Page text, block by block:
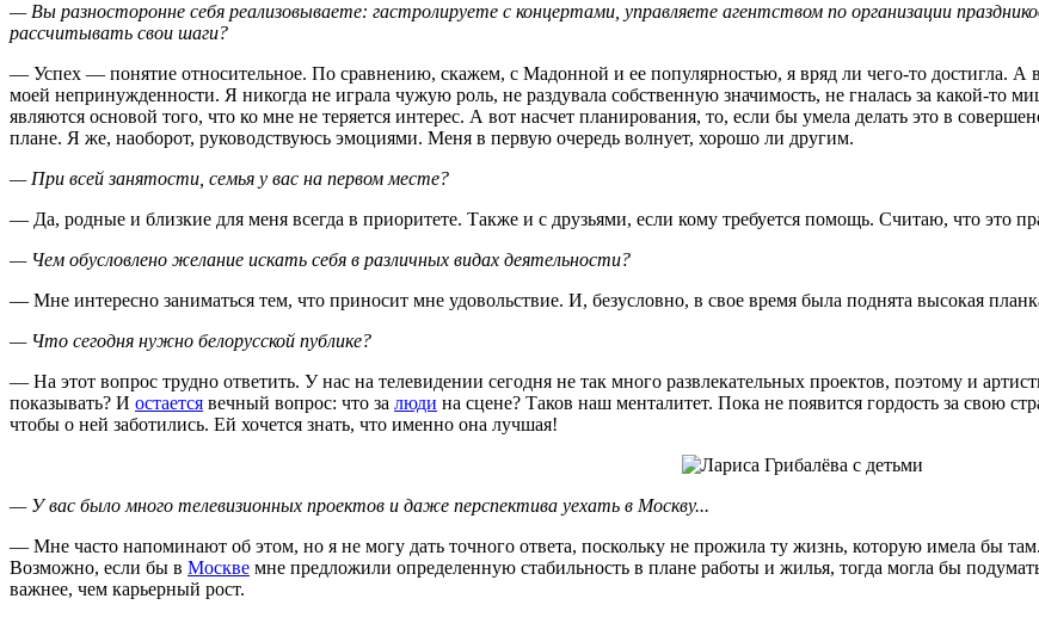
— Вы разносторонне себя реализовываете: гастролируете с концертами, управляете агентством по организации
рассчитывать свои шаги?
— Успех — понятие относительное. По сравнению, скажем, с Мадонной и ее популярностью, я вряд ли чего-то достигла. А
моей непринужденности. Я никогда не играла чужую роль, не раздувала собственную значимость, не гналась за какой-то
являются основой того, что ко мне не теряется интерес. А вот насчет планирования, то, если бы умела делать это в
плане. Я же, наоборот, руководствуюсь эмоциями. Меня в первую очередь волнует, хорошо ли другим.
— При всей занятости, семья у вас на первом месте?
— Да, родные и близкие для меня всегда в приоритете. Также и с друзьями, если кому требуется помощь. Считаю, что это
— Чем обусловлено желание искать себя в различных видах деятельности?
— Мне интересно заниматься тем, что приносит мне удовольствие. И, безусловно, в свое время была поднята высокая
— Что сегодня нужно белорусской публике?
— На этот вопрос трудно ответить. У нас на телевидении сегодня не так много развлекательных проектов, поэтому и
показывать? И остается вечный вопрос: что за люди на сцене? Таков наш менталитет. Пока не появится гордость за свою
чтобы о ней заботились. Ей хочется знать, что именно она лучшая!
— У вас было много телевизионных проектов и даже перспектива уехать в Москву...
— Мне часто напоминают об этом, но я не могу дать точного ответа, поскольку не прожила ту жизнь, которую имела бы
Возможно, если бы в Москве мне предложили определенную стабильность в плане работы и жилья, тогда могла бы
важнее, чем карьерный рост.